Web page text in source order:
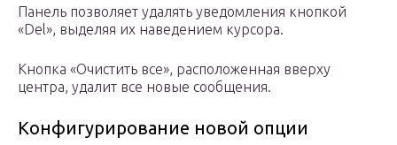
Панель позволяет удалять уведомления кнопкой
«Del», выделяя их наведением курсора.
Кнопка «Очистить все», расположенная вверху
центра, удалит все новые сообщения.
Конфигурирование новой опции